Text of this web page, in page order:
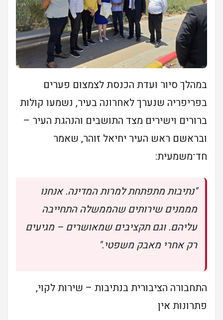
במהלך סיור ועדת הכנסת לצמצום פערים
בפריפריה שנערך לאחרונה בעיר, נשמעו קולות
ברורים וישירים מצד התושבים והנהגת העיר –
ובראשם ראש העיר יחיאל זוהר, שאמר
חד־משמעית:
"נתיבות מתפתחת למרות המדינה. אנחנו
מממנים שירותים שהממשלה התחייבה
עליהם. וגם תקציבים שמאושרים – מגיעים
רק אחרי מאבק משפטי."
התחבורה הציבורית בנתיבות – שירות לקוי,
פתרונות אין